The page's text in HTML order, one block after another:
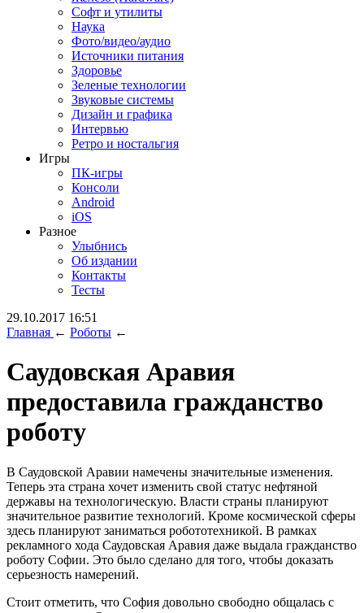
Софт и утилиты
Наука
Фото/видео/аудио
Источники питания
Здоровье
Зеленые технологии
Звуковые системы
Дизайн и графика
Интервью
Ретро и ностальгия
Игры
ПК-игры
Консоли
Android
iOS
Разное
Улыбнись
Об издании
Контакты
Тесты
29.10.2017 16:51
Главная ← Роботы ←
Саудовская Аравия
предоставила гражданство
роботу
В Саудовской Аравии намечены значительные изменения.
Теперь эта страна хочет изменить свой статус нефтяной
державы на технологическую. Власти страны планируют
значительное развитие технологий. Кроме космической сферы
здесь планируют заниматься робототехникой. В рамках
рекламного хода Саудовская Аравия даже выдала гражданство
роботу Софии. Это было сделано для того, чтобы доказать
серьезность намерений.
Стоит отметить, что София довольно свободно общалась с